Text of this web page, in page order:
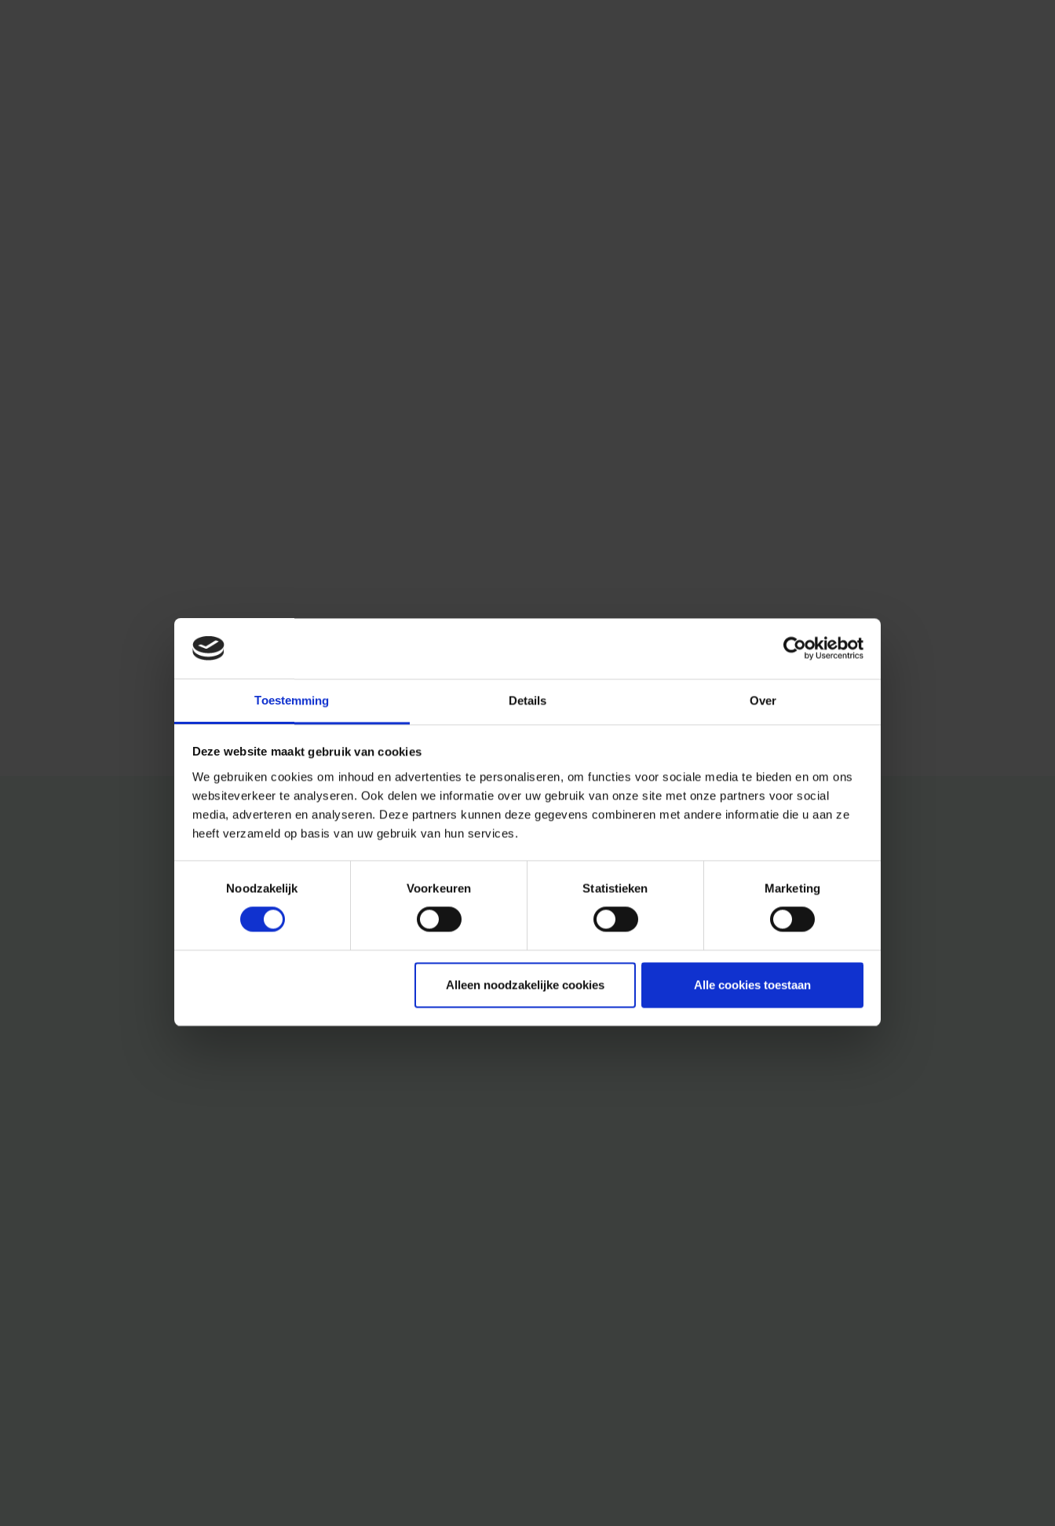
Toestemming Details Over
Deze website maakt gebruik van cookies
We gebruiken cookies om inhoud en advertenties te personaliseren, om functies voor sociale media te bieden en om ons
websiteverkeer te analyseren. Ook delen we informatie over uw gebruik van onze site met onze partners voor social
media, adverteren en analyseren. Deze partners kunnen deze gegevens combineren met andere informatie die u aan ze
heeft verzameld op basis van uw gebruik van hun services.
Noodzakelijk
Voorkeuren Statistieken Marketing
Alleen noodzakelijke cookies Alle cookies toestaan